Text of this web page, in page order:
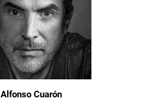
Alfonso Cuarón